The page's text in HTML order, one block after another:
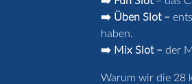
➡️ Üben Slot=
haben.
➡️ Mix Slot= der
Warum wir die 28